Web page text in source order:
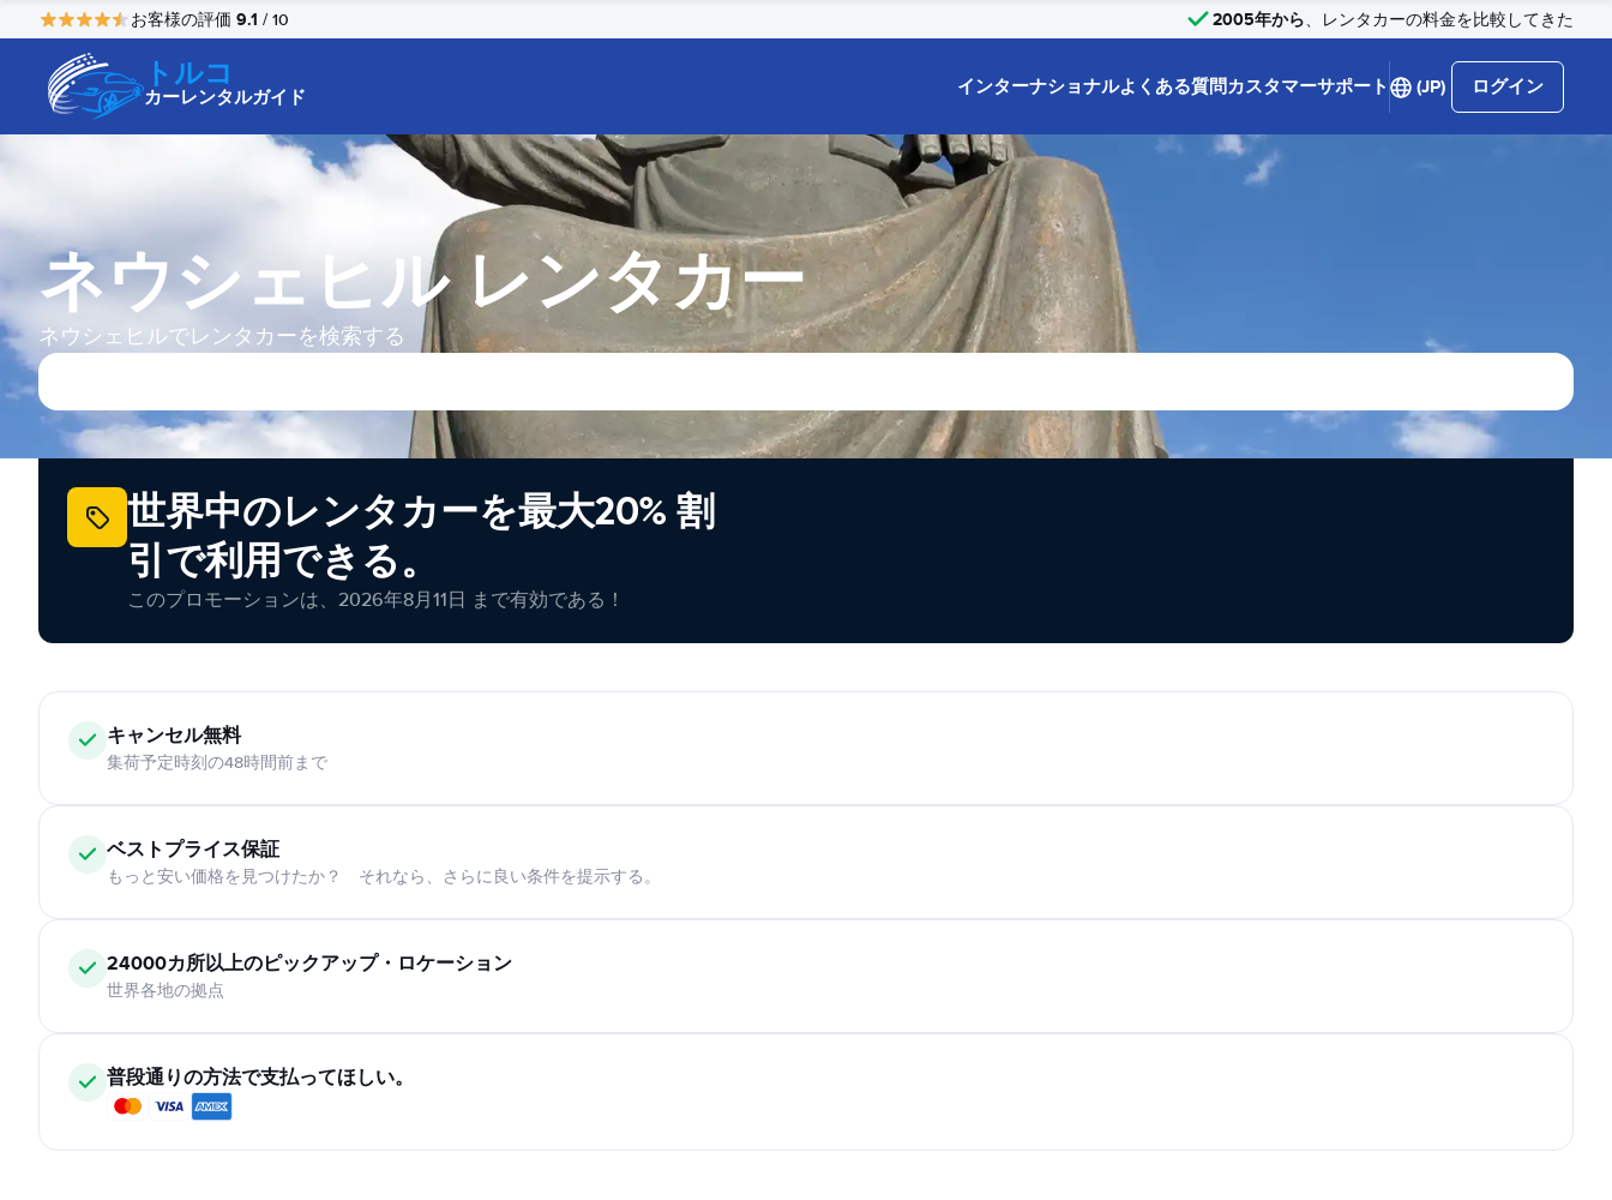
お客様の評価 9.1 / 10 2005年から、レンタカーの料金を比較してきた
トルコ
カーレンタルガイド インターナショナルよくある質問カスタマーサポート (JP) ログイン
ネウシェヒル レンタカー
ネウシェヒルでレンタカーを検索する
世界中のレンタカーを最大20% 割
引で利用できる。
このプロモーションは、2026年8月11日 まで有効である！
キャンセル無料
集荷予定時刻の48時間前まで
ベストプライス保証
もっと安い価格を見つけたか？ それなら、さらに良い条件を提示する。
24000カ所以上のピックアップ・ロケーション
世界各地の拠点
普段通りの方法で支払ってほしい。